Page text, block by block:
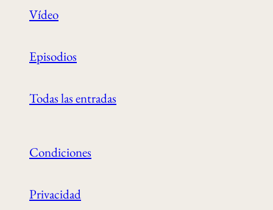
Vídeo
Episodios
Todas las entradas
Condiciones
Privacidad